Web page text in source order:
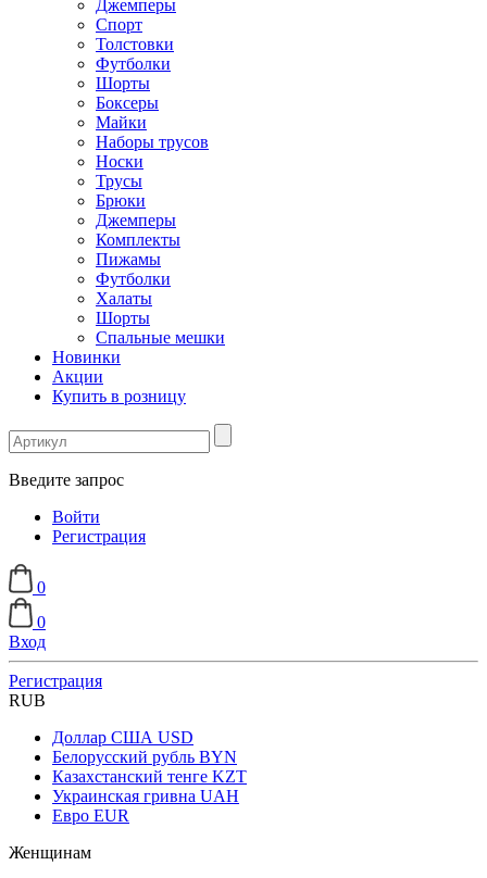
Джемперы
Спорт
Толстовки
Футболки
Шорты
Боксеры
Майки
Наборы трусов
Носки
Трусы
Брюки
Джемперы
Комплекты
Пижамы
Футболки
Халаты
Шорты
Спальные мешки
Новинки
Акции
Купить в розницу
Введите запрос
Войти
Регистрация
0
0
Вход
Регистрация
RUB
Доллар США USD
Белорусский рубль BYN
Казахстанский тенге KZT
Украинская гривна UAH
Евро EUR
Женщинам